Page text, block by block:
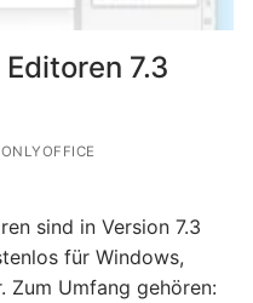
7.3
ONLYOFFICE
sind in Version 7.3
für Windows,
Zum Umfang gehören: